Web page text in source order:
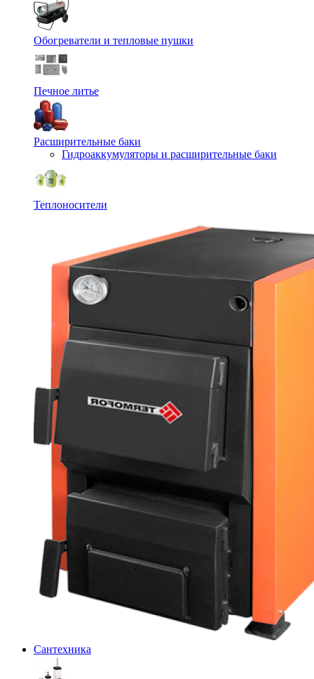
Обогреватели и тепловые пушки
Печное литье
Расширительные баки
Гидроаккумуляторы и расширительные баки
Теплоносители
Сантехника